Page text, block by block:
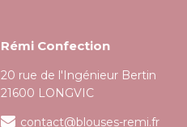
Rémi Confection
20 rue de l'Ingénieur Bertin
21600 LONGVIC
contact@blouses-remi.fr